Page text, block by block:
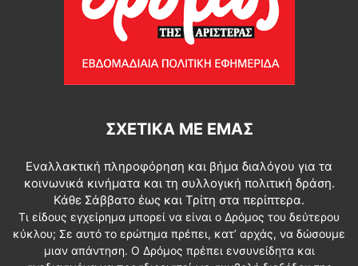
ΣΧΕΤΙΚΆ ΜΕ ΕΜΆΣ
Εναλλακτική πληροφόρηση και βήμα διαλόγου για τα
κοινωνικά κινήματα και τη συλλογική πολιτική δράση.
Κάθε Σάββατο έως και Τρίτη στα περίπτερα.
Τι είδους εγχείρημα μπορεί να είναι ο Δρόμος του δεύτερου
κύκλου; Σε αυτό το ερώτημα πρέπει, κατ’ αρχάς, να δώσουμε
μιαν απάντηση. Ο Δρόμος πρέπει ενσυνείδητα και